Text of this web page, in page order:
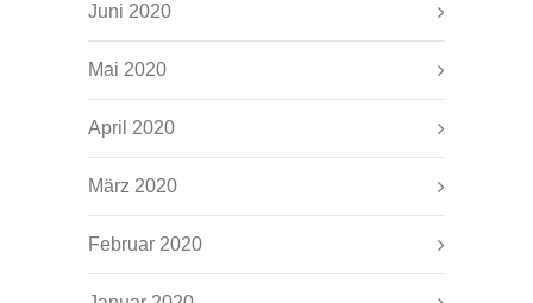
Juni 2020
Mai 2020
April 2020
März 2020
Februar 2020